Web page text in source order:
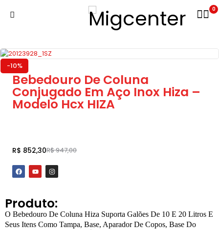
0
-10%
Bebedouro De Coluna
Conjugado Em Aço Inox Hiza –
Modelo Hcx HIZA
R$947,00
R$ 852,30
Produto:
O Bebedouro De Coluna Hiza Suporta Galões De 10 E 20 Litros E
Seus Itens Como Tampa, Base, Aparador De Copos, Base Do